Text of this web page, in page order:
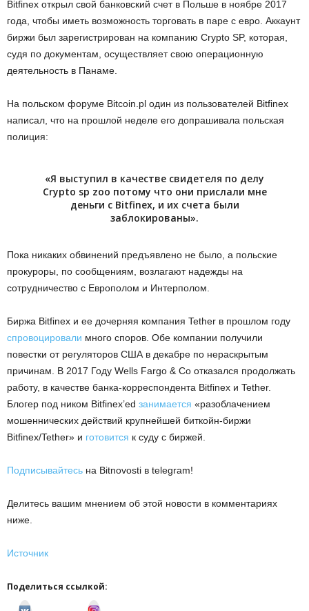
Bitfinex открыл свой банковский счет в Польше в ноябре 2017
года, чтобы иметь возможность торговать в паре с евро. Аккаунт
биржи был зарегистрирован на компанию Crypto SP, которая,
судя по документам, осуществляет свою операционную
деятельность в Панаме.
На польском форуме Bitcoin.pl один из пользователей Bitfinex
написал, что на прошлой неделе его допрашивала польская
полиция:
«Я выступил в качестве свидетеля по делу
Crypto sp zoo потому что они прислали мне
деньги с Bitfinex, и их счета были
заблокированы».
Пока никаких обвинений предъявлено не было, а польские
прокуроры, по сообщениям, возлагают надежды на
сотрудничество с Европолом и Интерполом.
Биржа Bitfinex и ее дочерняя компания Tether в прошлом году
спровоцировали много споров. Обе компании получили
повестки от регуляторов США в декабре по нераскрытым
причинам. В 2017 Году Wells Fargo & Co отказался продолжать
работу, в качестве банка-корреспондента Bitfinex и Tether.
Блогер под ником Bitfinex’ed занимается «разоблачением
мошеннических действий крупнейшей биткойн-биржи
Bitfinex/Tether» и готовится к суду с биржей.
Подписывайтесь на Bitnovosti в telegram!
Делитесь вашим мнением об этой новости в комментариях
ниже.
Источник
Поделиться ссылкой: